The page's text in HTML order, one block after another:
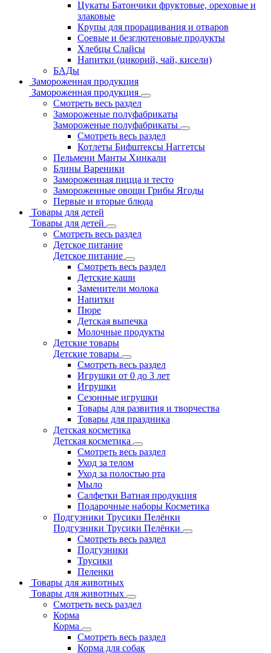
Цукаты Батончики фруктовые, ореховые и
злаковые
Крупы для проращивания и отваров
Соевые и безглютеновые продукты
Хлебцы Слайсы
Напитки (цикорий, чай, кисели)
БАДы
Замороженная продукция
Замороженная продукция
Смотреть весь раздел
Замороженые полуфабрикаты
Замороженые полуфабрикаты
Смотреть весь раздел
Котлеты Бифштексы Наггетсы
Пельмени Манты Хинкали
Блины Вареники
Замороженная пицца и тесто
Замороженные овощи Грибы Ягоды
Первые и вторые блюда
Товары для детей
Товары для детей
Смотреть весь раздел
Детское питание
Детское питание
Смотреть весь раздел
Детские каши
Заменители молока
Напитки
Пюре
Детская выпечка
Молочные продукты
Детские товары
Детские товары
Смотреть весь раздел
Игрушки от 0 до 3 лет
Игрушки
Сезонные игрушки
Товары для развития и творчества
Товары для праздника
Детская косметика
Детская косметика
Смотреть весь раздел
Уход за телом
Уход за полостью рта
Мыло
Салфетки Ватная продукция
Подарочные наборы Косметика
Подгузники Трусики Пелёнки
Подгузники Трусики Пелёнки
Смотреть весь раздел
Подгузники
Трусики
Пеленки
Товары для животных
Товары для животных
Смотреть весь раздел
Корма
Корма
Смотреть весь раздел
Корма для собак